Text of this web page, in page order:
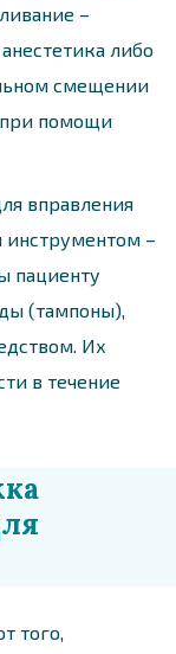
–
либо
смещении
при помощи
вправления
инструментом –
пациенту
(тампоны),
Их
в течение
того,